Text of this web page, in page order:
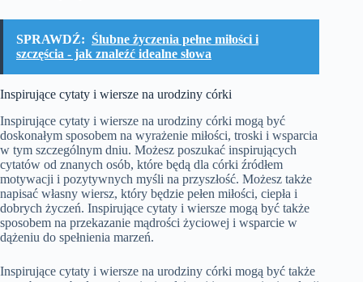
SPRAWDŹ: Ślubne życzenia pełne miłości i
szczęścia - jak znaleźć idealne słowa
Inspirujące cytaty i wiersze na urodziny córki
Inspirujące cytaty i wiersze na urodziny córki mogą być
doskonałym sposobem na wyrażenie miłości, troski i wsparcia
w tym szczególnym dniu. Możesz poszukać inspirujących
cytatów od znanych osób, które będą dla córki źródłem
motywacji i pozytywnych myśli na przyszłość. Możesz także
napisać własny wiersz, który będzie pełen miłości, ciepła i
dobrych życzeń. Inspirujące cytaty i wiersze mogą być także
sposobem na przekazanie mądrości życiowej i wsparcie w
dążeniu do spełnienia marzeń.
Inspirujące cytaty i wiersze na urodziny córki mogą być także